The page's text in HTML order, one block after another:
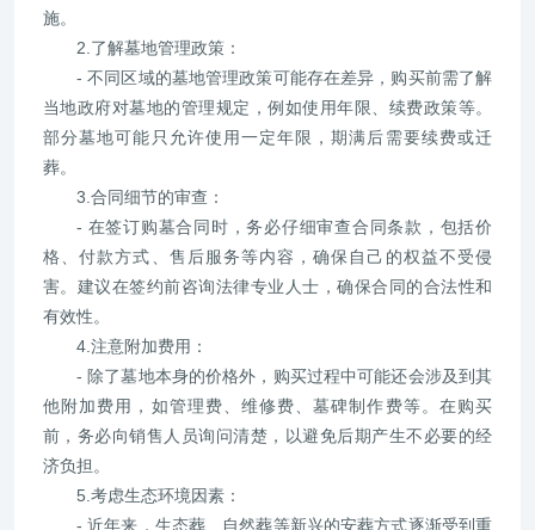
施。
2.了解墓地管理政策：
- 不同区域的墓地管理政策可能存在差异，购买前需了解
当地政府对墓地的管理规定，例如使用年限、续费政策等。
部分墓地可能只允许使用一定年限，期满后需要续费或迁
葬。
3.合同细节的审查：
- 在签订购墓合同时，务必仔细审查合同条款，包括价
格、付款方式、售后服务等内容，确保自己的权益不受侵
害。建议在签约前咨询法律专业人士，确保合同的合法性和
有效性。
4.注意附加费用：
- 除了墓地本身的价格外，购买过程中可能还会涉及到其
他附加费用，如管理费、维修费、墓碑制作费等。在购买
前，务必向销售人员询问清楚，以避免后期产生不必要的经
济负担。
5.考虑生态环境因素：
- 近年来，生态葬、自然葬等新兴的安葬方式逐渐受到重